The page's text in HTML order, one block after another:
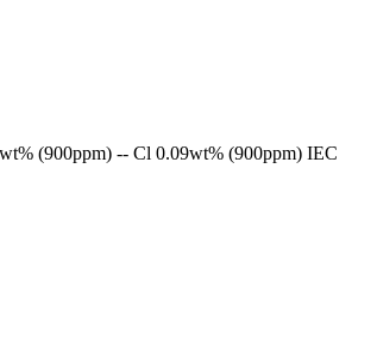
(900ppm) -- Cl 0.09wt% (900ppm) IEC